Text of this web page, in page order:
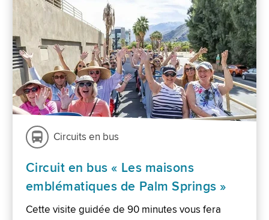
Circuits en bus
Circuit en bus « Les maisons
emblématiques de Palm Springs »
Cette visite guidée de 90 minutes vous fera